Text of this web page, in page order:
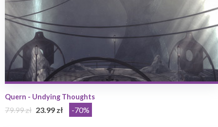
Quern - Undying Thoughts
79.99 zł 23.99 zł -70%